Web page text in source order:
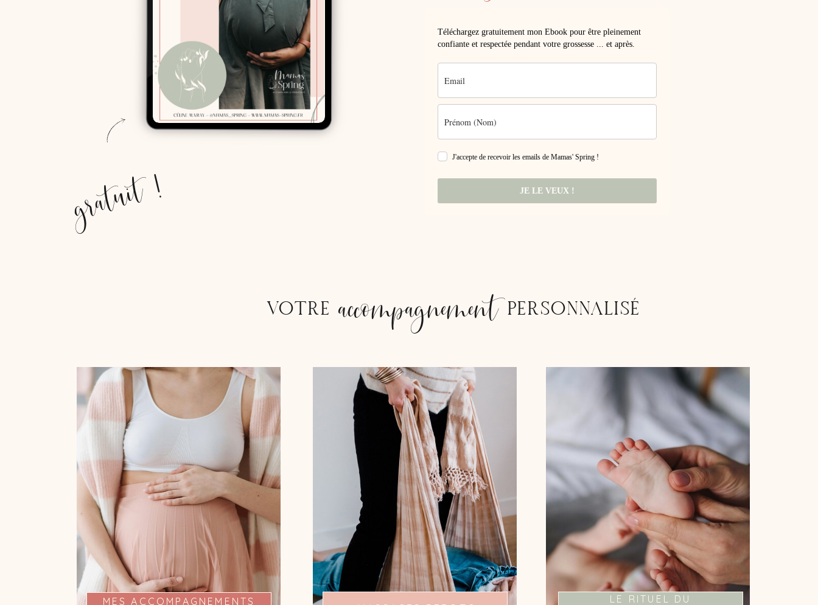
Téléchargez gratuitement mon Ebook pour être pleinement
confiante et respectée pendant votre grossesse ... et après.
J'accepte de recevoir les emails de Mamas' Spring !
JE LE VEUX !
gratuit !
Je suis présente pour vous de la pré-
conception au post-partum à travers
plusieurs rencontres et vous propose
un accompagnement sur mesure, en
fonction de ce dont vous avez besoin
(écoute, informations, bien-être).
MA PRÉSENCE À VOS
COTÉS
Je vous propose un moment fort de
connexion avec votre bébé à travers
l'outil du bain.
LA MAGIE DU LIEN
PARENT-ENFANT
LE RITUEL DU
MES ACCOMPAGNEMENTS
ÊTRE BERCÉE ET
ENVELOPPÉE
Les massages avec les rebozos sont
autant de moments pour prendre
soin de vous.
Laissez-vous bercer par ces tissus qui
vous permettent de relâcher vos
tensions et de vous détendre.
VOTREaccompagnement PERSONNALISÉ